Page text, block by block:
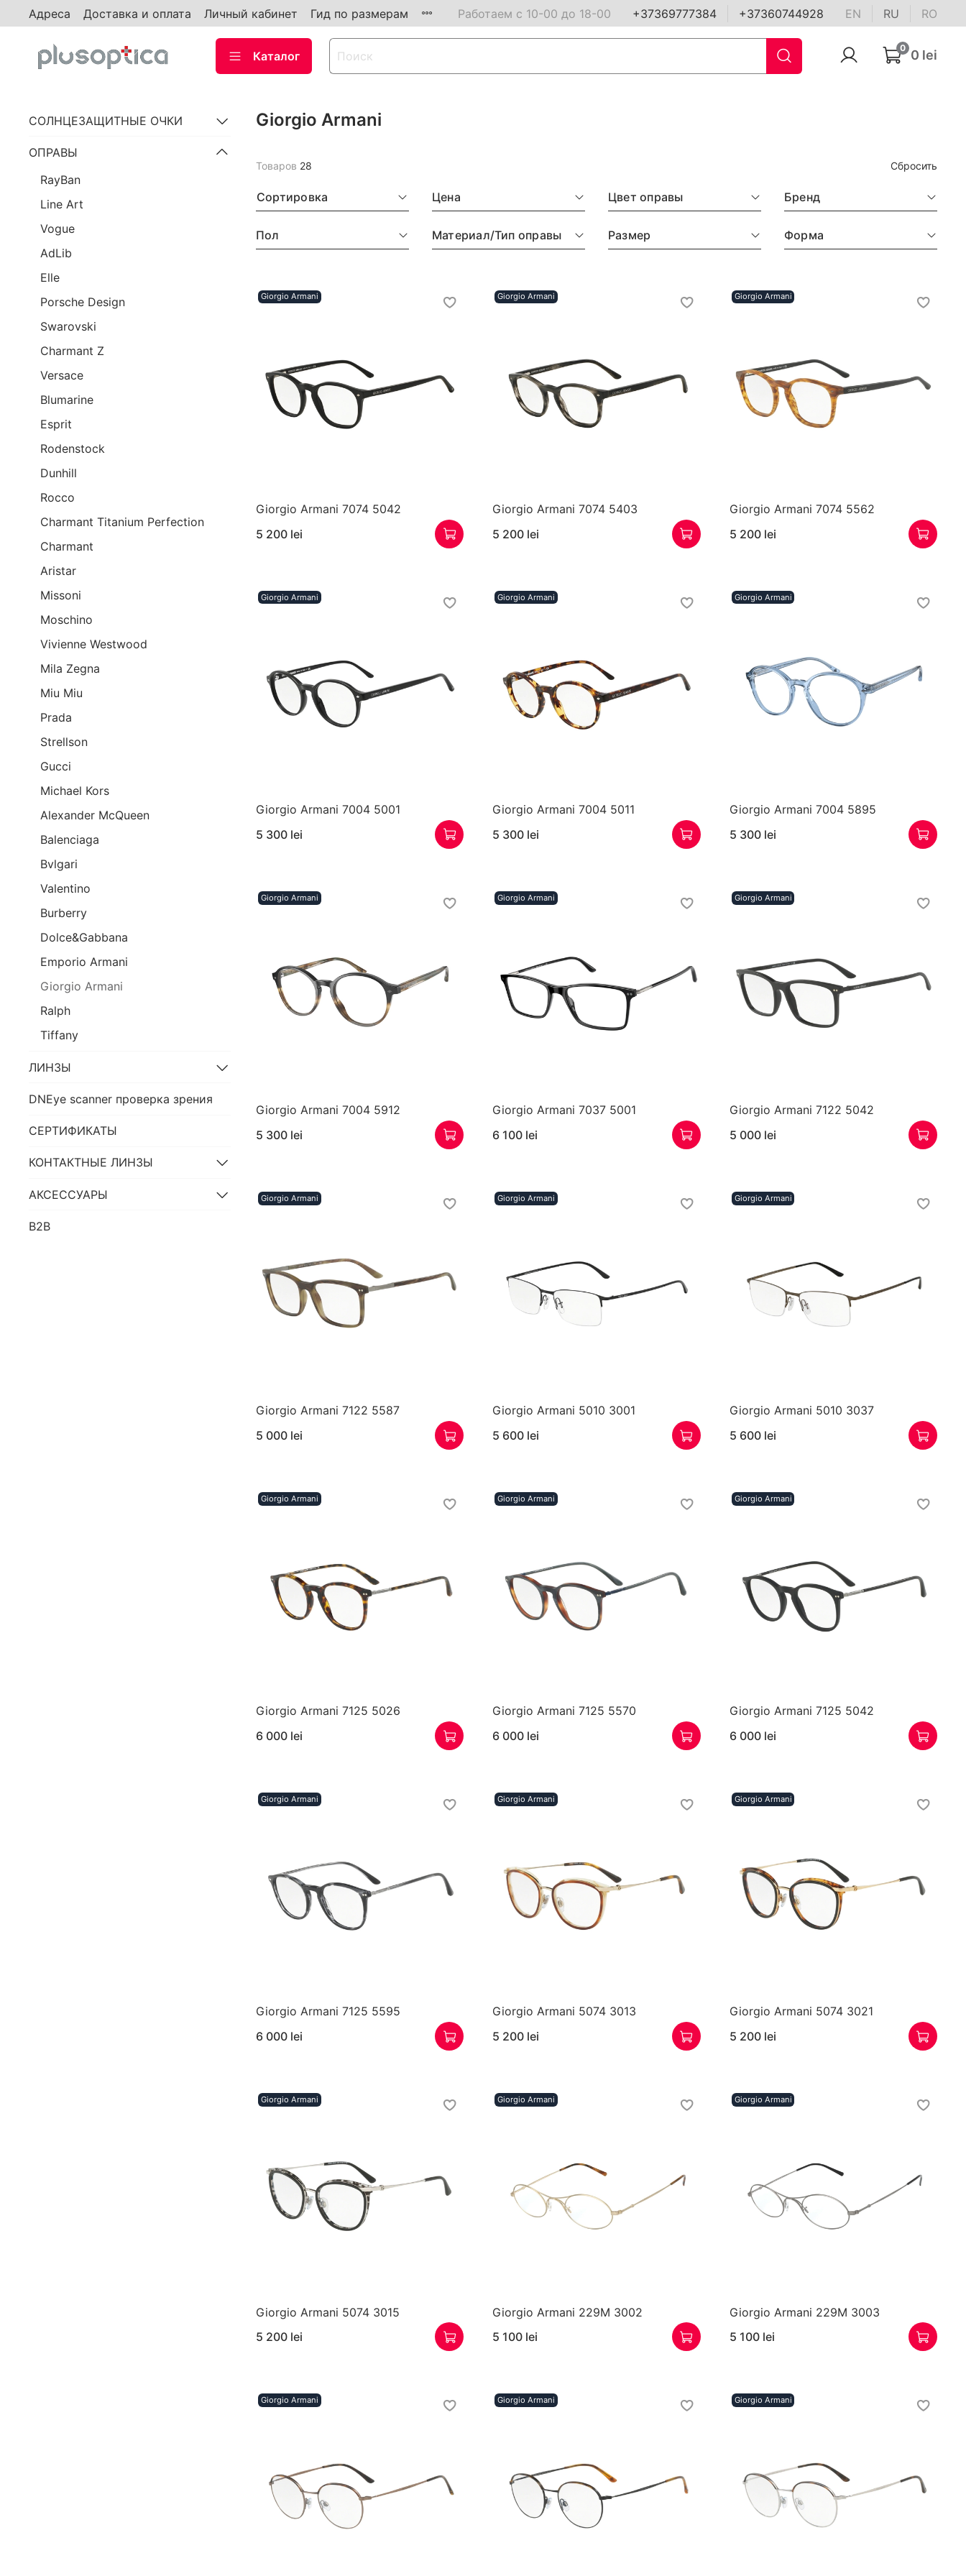
Адреса Доставка и оплата Личный кабинет Гид по размерам Работаем с 10-00 до 18-00 +37369777384 +37360744928 EN RU RO
Каталог
0 0 lei
Giorgio Armani
Товаров 28 Сбросить
Сортировка Цена Цвет оправы Бренд
Пол Материал/Тип оправы Размер Форма
Giorgio Armani
Giorgio Armani 7074 5042
5 200 lei
Giorgio Armani
Giorgio Armani 7074 5403
5 200 lei
Giorgio Armani
Giorgio Armani 7074 5562
5 200 lei
Giorgio Armani
Giorgio Armani 7004 5001
5 300 lei
Giorgio Armani
Giorgio Armani 7004 5011
5 300 lei
Giorgio Armani
Giorgio Armani 7004 5895
5 300 lei
Giorgio Armani
Giorgio Armani 7004 5912
5 300 lei
Giorgio Armani
Giorgio Armani 7037 5001
6 100 lei
Giorgio Armani
Giorgio Armani 7122 5042
5 000 lei
Giorgio Armani
Giorgio Armani 7122 5587
5 000 lei
Giorgio Armani
Giorgio Armani 5010 3001
5 600 lei
Giorgio Armani
Giorgio Armani 5010 3037
5 600 lei
Giorgio Armani
Giorgio Armani 7125 5026
6 000 lei
Giorgio Armani
Giorgio Armani 7125 5570
6 000 lei
Giorgio Armani
Giorgio Armani 7125 5042
6 000 lei
Giorgio Armani
Giorgio Armani 7125 5595
6 000 lei
Giorgio Armani
Giorgio Armani 5074 3013
5 200 lei
Giorgio Armani
Giorgio Armani 5074 3021
5 200 lei
Giorgio Armani
Giorgio Armani 5074 3015
5 200 lei
Giorgio Armani
Giorgio Armani 229M 3002
5 100 lei
Giorgio Armani
Giorgio Armani 229M 3003
5 100 lei
Giorgio Armani Giorgio Armani Giorgio Armani
СОЛНЦЕЗАЩИТНЫЕ ОЧКИ
ОПРАВЫ
RayBan
Line Art
Vogue
AdLib
Elle
Porsche Design
Swarovski
Charmant Z
Versace
Blumarine
Esprit
Rodenstock
Dunhill
Rocco
Charmant Titanium Perfection
Charmant
Aristar
Missoni
Moschino
Vivienne Westwood
Mila Zegna
Miu Miu
Prada
Strellson
Gucci
Michael Kors
Alexander McQueen
Balenciaga
Bvlgari
Valentino
Burberry
Dolce&Gabbana
Emporio Armani
Giorgio Armani
Ralph
Tiffany
ЛИНЗЫ
DNEye scanner проверка зрения
СЕРТИФИКАТЫ
КОНТАКТНЫЕ ЛИНЗЫ
АКСЕССУАРЫ
B2B